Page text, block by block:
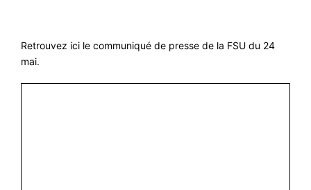
Retrouvez ici le communiqué de presse de la FSU du 24
mai.